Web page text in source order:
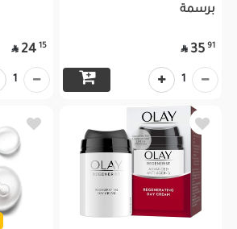
برسمة
91
35

1
15
24

1